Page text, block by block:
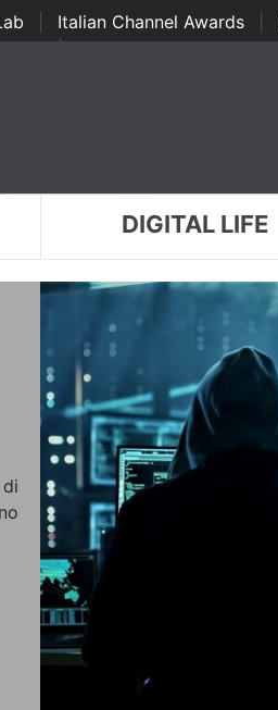
Italian Channel Awards
| ...
DIGITAL LIFE